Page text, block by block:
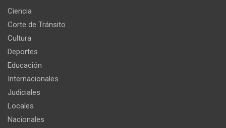
Ciencia
Corte de Tránsito
Cultura
Deportes
Educación
Internacionales
Judiciales
Locales
Nacionales